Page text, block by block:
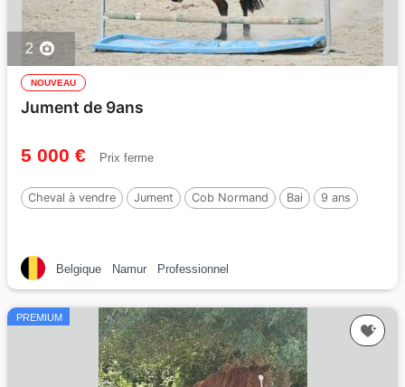
2
NOUVEAU
Jument de 9ans
5 000 € Prix ferme
Cheval à vendre Jument Cob Normand Bai 9 ans
Belgique Namur Professionnel
PREMIUM